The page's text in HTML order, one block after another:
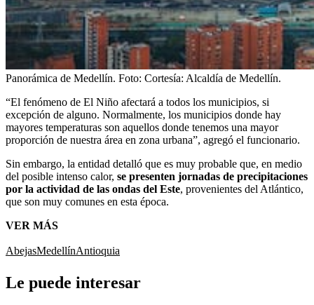
Panorámica de Medellín. Foto: Cortesía: Alcaldía de Medellín.
“El fenómeno de El Niño afectará a todos los municipios, si
excepción de alguno. Normalmente, los municipios donde hay
mayores temperaturas son aquellos donde tenemos una mayor
proporción de nuestra área en zona urbana”, agregó el funcionario.
Sin embargo, la entidad detalló que es muy probable que, en medio
del posible intenso calor, se presenten jornadas de precipitaciones
por la actividad de las ondas del Este, provenientes del Atlántico,
que son muy comunes en esta época.
VER MÁS
AbejasMedellínAntioquia
Le puede interesar